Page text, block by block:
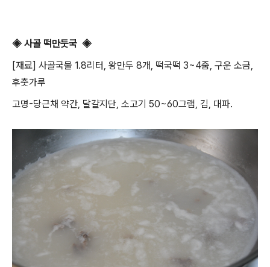
◈ 사골 떡만둣국 ◈
[재료] 사골국물 1.8리터, 왕만두 8개, 떡국떡 3~4줌, 구운 소금,
후춧가루
고명-당근채 약간, 달걀지단, 소고기 50~60그램, 김, 대파.